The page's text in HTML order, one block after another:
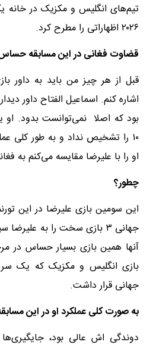
تیم‌های انگلیس و مکزیک در خانه
۲۰۲۶ اظهاراتی را مطرح کرد.
قضاوت فغانی در این مسابقه حساس
قبل از هر چیز من باید به داور
اشاره کنم. اسماعیل الفتاح داور
بود که اصلا نمی‌توانست بدود. او
۱۰ را تشخیص نداد و به طور کلی
او را با علیرضا مقایسه می‌کنم به
چطور؟
این سومین بازی علیرضا در این
جهانی ۳ بازی سخت را به
آنها همین بازی بسیار حساس در
بازی انگلیس و مکزیک که یک سر
جهانی قرار داشت.
به صورت کلی عملکرد او در این
دوندگی اش عالی بود،